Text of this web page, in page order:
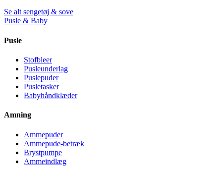
Se alt sengetøj & sove
Pusle & Baby
Pusle
Stofbleer
Pusleunderlag
Puslepuder
Pusletasker
Babyhåndklæder
Amning
Ammepuder
Ammepude-betræk
Brystpumpe
Ammeindlæg